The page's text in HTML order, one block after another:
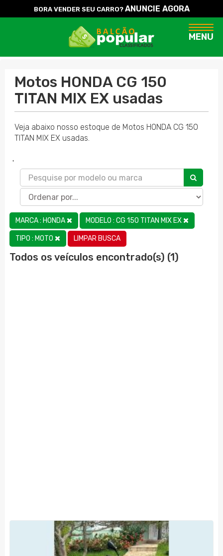
BORA VENDER SEU CARRO? ANUNCIE AGORA
MENU
Motos HONDA CG 150
TITAN MIX EX usadas
Veja abaixo nosso estoque de Motos HONDA CG 150
TITAN MIX EX usadas.
'
MARCA : HONDA MODELO : CG 150 TITAN MIX EX
TIPO : MOTO LIMPAR BUSCA
Todos os veículos encontrado(s) (1)